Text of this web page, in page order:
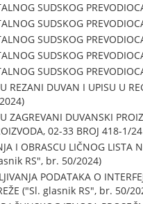
SUDSKOG
SUDSKOG
SUDSKOG
SUDSKOG
SUDSKOG
U REZANI DUVAN I UPISU U
ZAGREVANI DUVANSKI
02-33 BROJ 418-1/
I OBRASCU LIČNOG LISTA
RS", br. 50/2024)
PODATAKA O
("Sl. glasnik RS", br. 50/